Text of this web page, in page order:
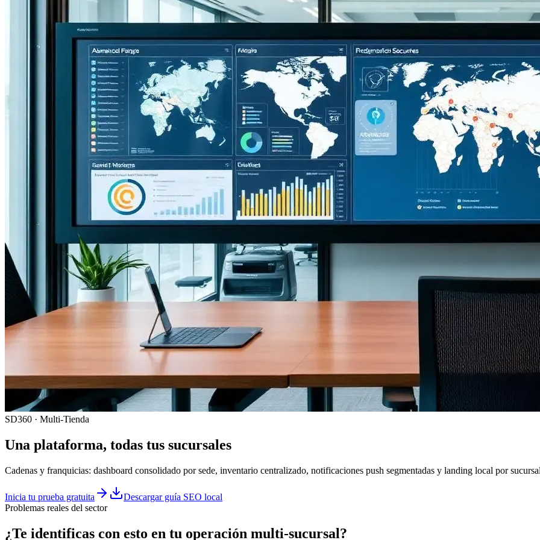
SD360 · Multi-Tienda
Una plataforma, todas tus sucursales
Cadenas y franquicias: dashboard consolidado por sede, inventario centralizado, notificaciones push segmentadas y landing local por
Inicia tu prueba gratuita
Descargar guía SEO local
Problemas reales del sector
¿Te identificas con esto en tu operación multi-sucursal ?